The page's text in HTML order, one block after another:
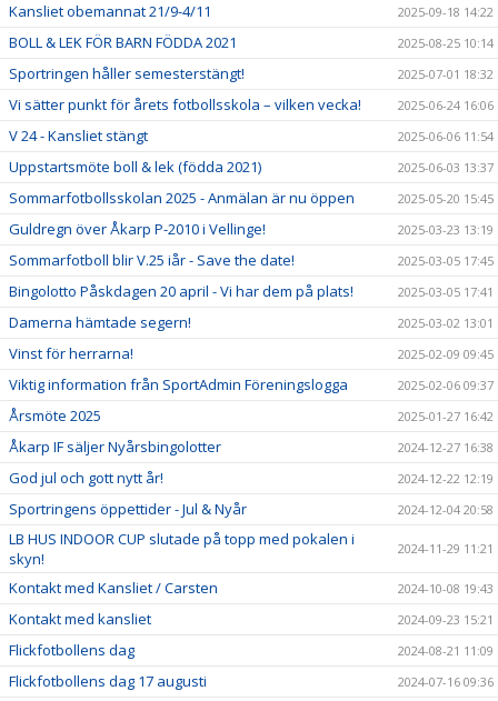
Kansliet obemannat 21/9-4/11 2025-09-18 14:22
BOLL & LEK FÖR BARN FÖDDA 2021 2025-08-25 10:14
Sportringen håller semesterstängt! 2025-07-01 18:32
Vi sätter punkt för årets fotbollsskola – vilken vecka! 2025-06-24 16:06
V 24 - Kansliet stängt 2025-06-06 11:54
Uppstartsmöte boll & lek (födda 2021) 2025-06-03 13:37
Sommarfotbollsskolan 2025 - Anmälan är nu öppen 2025-05-20 15:45
Guldregn över Åkarp P-2010 i Vellinge! 2025-03-23 13:19
Sommarfotboll blir V.25 iår - Save the date! 2025-03-05 17:45
Bingolotto Påskdagen 20 april - Vi har dem på plats! 2025-03-05 17:41
Damerna hämtade segern! 2025-03-02 13:01
Vinst för herrarna! 2025-02-09 09:45
Viktig information från SportAdmin Föreningslogga 2025-02-06 09:37
Årsmöte 2025 2025-01-27 16:42
Åkarp IF säljer Nyårsbingolotter 2024-12-27 16:38
God jul och gott nytt år! 2024-12-22 12:19
Sportringens öppettider - Jul & Nyår 2024-12-04 20:58
LB HUS INDOOR CUP slutade på topp med pokalen i
skyn!
2024-11-29 11:21
Kontakt med Kansliet / Carsten 2024-10-08 19:43
Kontakt med kansliet 2024-09-23 15:21
Flickfotbollens dag 2024-08-21 11:09
Flickfotbollens dag 17 augusti 2024-07-16 09:36